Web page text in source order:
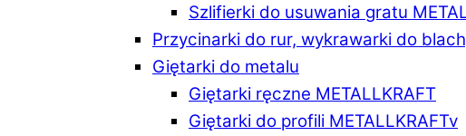
Szlifierki do usuwania gratu
Przycinarki do rur, wykrawarki do
Giętarki do metalu
Giętarki ręczne METALLKRAFT
Giętarki do profili METALLKRAFTv